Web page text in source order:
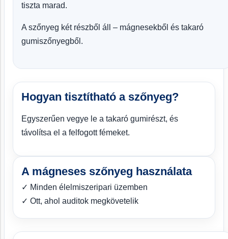
tiszta marad.
A szőnyeg két részből áll – mágnesekből és takaró
gumiszőnyegből.
Hogyan tisztítható a szőnyeg?
Egyszerűen vegye le a takaró gumirészt, és
távolítsa el a felfogott fémeket.
A mágneses szőnyeg használata
✓ Minden élelmiszeripari üzemben
✓ Ott, ahol auditok megkövetelik